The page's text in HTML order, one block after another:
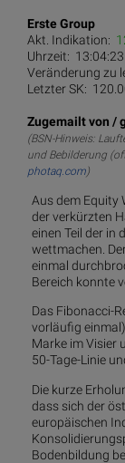
Erste Group
Akt. Indikation:
Uhrzeit: 13:04:23
Veränderung zu
Letzter SK:
Zugemailt von /
(BSN-Hinweis:
und Bebilderung
photaq.com)
Aus dem Equity
der verkürzten
einen Teil der in
wettmachen.
einmal
Bereich konnte
Das Fibonacci-
vorläufig
Marke im Visier
50-Tage-Linie
Die kurze
dass sich der
europäischen
Bodenbildung